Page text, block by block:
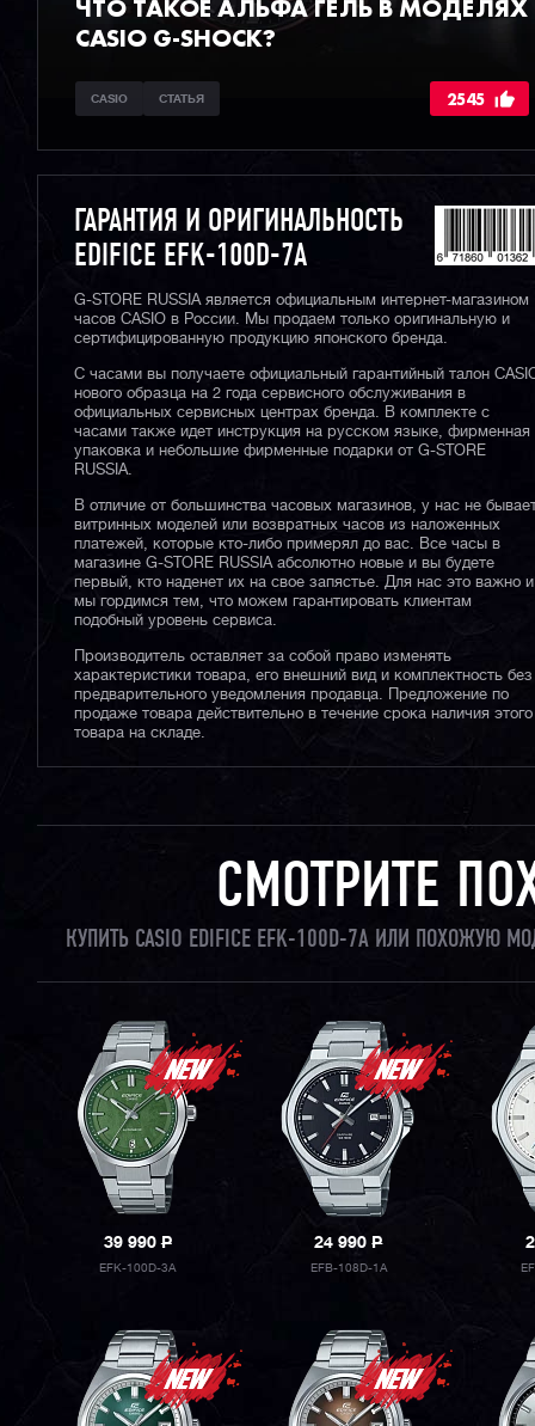
ЧТО ТАКОЕ АЛЬФА ГЕЛЬ В МОДЕЛЯХ
CASIO G-SHOCK?
CASIO СТАТЬЯ 2545
ГАРАНТИЯ И ОРИГИНАЛЬНОСТЬ
EDIFICE EFK-100D-7A
G-STORE RUSSIA является официальным интернет-магазином
часов CASIO в России. Мы продаем только оригинальную и
сертифицированную продукцию японского бренда.
С часами вы получаете официальный гарантийный талон
нового образца на 2 года сервисного обслуживания в
официальных сервисных центрах бренда. В комплекте с
часами также идет инструкция на русском языке, фирменная
упаковка и небольшие фирменные подарки от G-STORE
RUSSIA.
В отличие от большинства часовых магазинов, у нас не
витринных моделей или возвратных часов из наложенных
платежей, которые кто-либо примерял до вас. Все часы в
магазине G-STORE RUSSIA абсолютно новые и вы будете
первый, кто наденет их на свое запястье. Для нас это важно и
мы гордимся тем, что можем гарантировать клиентам
подобный уровень сервиса.
Производитель оставляет за собой право изменять
характеристики товара, его внешний вид и комплектность без
предварительного уведомления продавца. Предложение по
продаже товара действительно в течение срока наличия этого
товара на складе.
СМОТРИТЕ
КУПИТЬ CASIO EDIFICE EFK-100D-7A ИЛИ ПОХОЖУЮ
39 990P
EFK-100D-3A
24 990P
EFB-108D-1A